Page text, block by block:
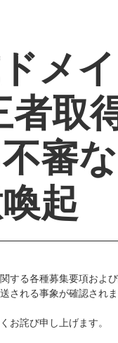
メ
者取
審
起
する各種募集要項およ
れる事象が確認されま
詫び申し上げます。